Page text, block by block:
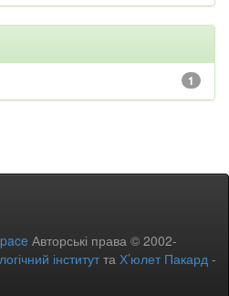
1
Авторські права © 2002-
інститутта Х’юлет Пакард -